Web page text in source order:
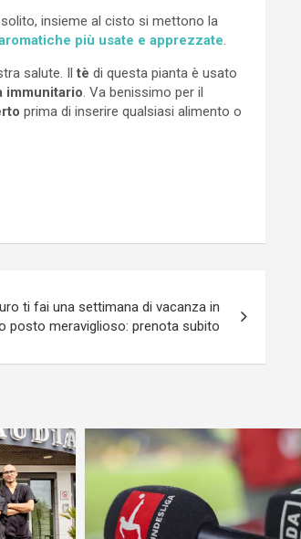
insieme al cisto si mettono la
più usate e apprezzate
salute. Iltè di questa pianta è usato
immunitario . Va benissimo per il
prima di inserire qualsiasi alimento o
ti fai una settimana di vacanza in
posto meraviglioso: prenota subito